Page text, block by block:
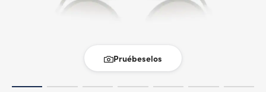
Pruébeselos